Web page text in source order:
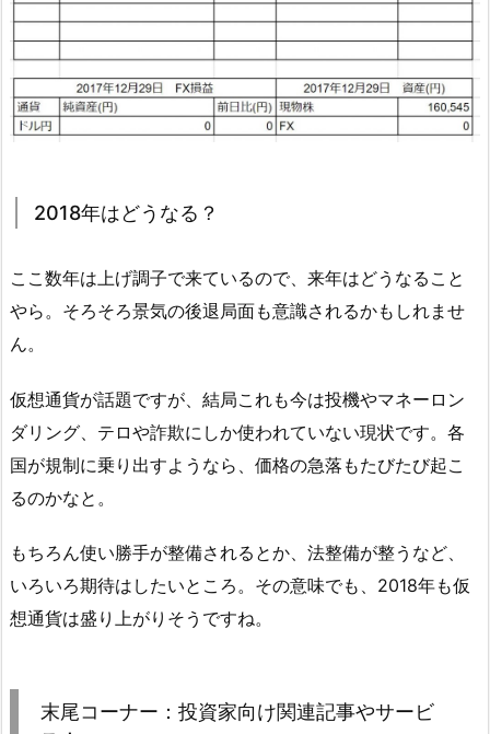
2018年はどうなる？
ここ数年は上げ調子で来ているので、来年はどうなること
やら。そろそろ景気の後退局面も意識されるかもしれませ
ん。
仮想通貨が話題ですが、結局これも今は投機やマネーロン
ダリング、テロや詐欺にしか使われていない現状です。各
国が規制に乗り出すようなら、価格の急落もたびたび起こ
るのかなと。
もちろん使い勝手が整備されるとか、法整備が整うなど、
いろいろ期待はしたいところ。その意味でも、2018年も仮
想通貨は盛り上がりそうですね。
末尾コーナー：投資家向け関連記事やサービ